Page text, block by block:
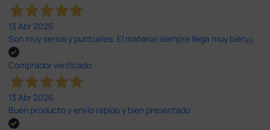
13 Abr 2026
Son muy serios y puntuales. El material siempre llega muy bien¡¡¡
Comprador verificado
13 Abr 2026
Buen producto y envío rápido y bien presentado